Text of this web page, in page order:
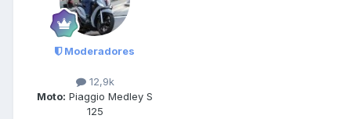
Moderadores
12,9k
Moto: Piaggio Medley S
125